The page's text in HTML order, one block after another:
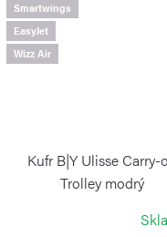
Smartwings
EasyJet
Wizz Air
Kufr B|Y Ulisse Carry-
Trolley modrý